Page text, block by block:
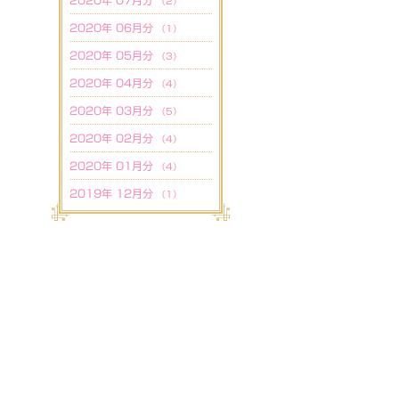
2020年 06月分 （1）
2020年 05月分 （3）
2020年 04月分 （4）
2020年 03月分 （5）
2020年 02月分 （4）
2020年 01月分 （4）
2019年 12月分 （1）